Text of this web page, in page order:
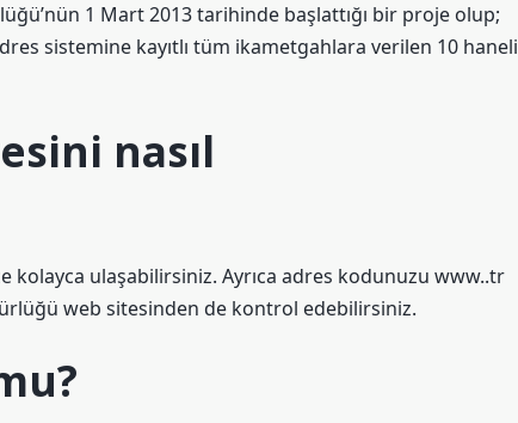
1 Mart 2013 tarihinde başlattığı bir proje olup;
sistemine kayıtlı tüm ikametgahlara verilen 10 haneli
nasıl
ulaşabilirsiniz. Ayrıca adres kodunuzu www..tr
web sitesinden de kontrol edebilirsiniz.